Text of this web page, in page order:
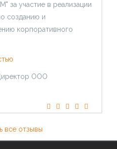
за участие в реализации
созданию и
корпоративного
ООО
все отзывы